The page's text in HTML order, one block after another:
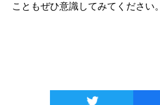
こともぜひ意識してみてください。